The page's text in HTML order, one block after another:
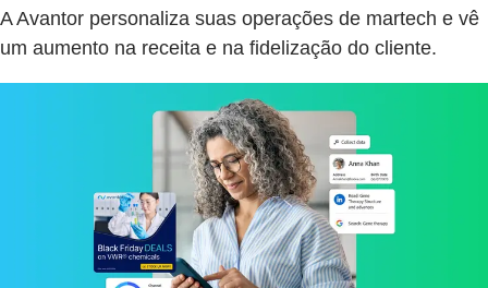
A Avantor personaliza suas operações de martech e vê
um aumento na receita e na fidelização do cliente.